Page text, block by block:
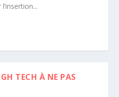
TECH À NE PAS